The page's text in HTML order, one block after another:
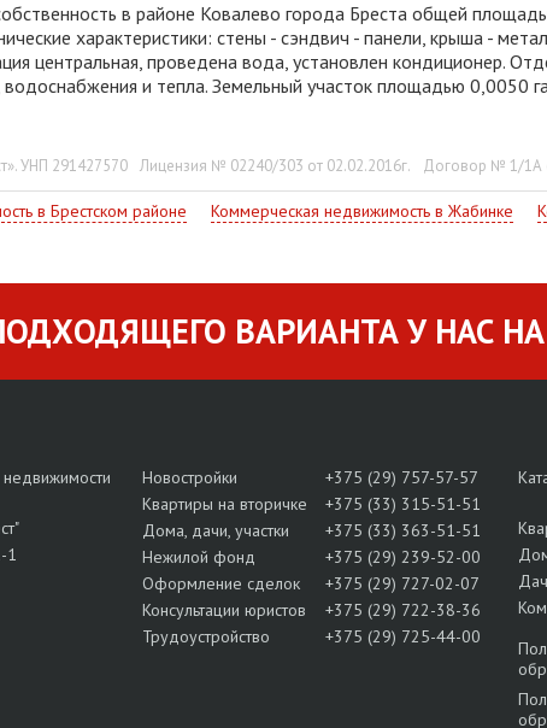
в районе Ковалево города Бреста общей
характеристики: стены - сэндвич - панели, крыша -
центральная, проведена вода, установлен кондиционер.
водоснабжения и тепла. Земельный участок площадью
УНП 291427570 Лицензия № 02240/303 от 02.02.2016г. Договор № 1/1А
в Брестском районе Коммерческая недвижимость в Жабинке
ВАРИАНТА У НАС НА
1
Новостройки
+375 (29) 757-57-57
Квартиры на вторичке
+375 (33) 315-51-51
Дома, дачи, участки
+375 (33) 363-51-51
Нежилой фонд
+375 (29) 239-52-00
Оформление сделок
+375 (29) 727-02-07
Консультации юристов
+375 (29) 722-38-36
Трудоустройство
+375 (29) 725-44-00